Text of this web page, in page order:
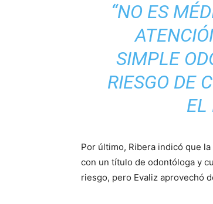
“NO ES
SIMPLE
RIESGO DE
EL
Por último, Ribera indicó que
con un título de odontóloga y
riesgo, pero Evaliz aprovechó